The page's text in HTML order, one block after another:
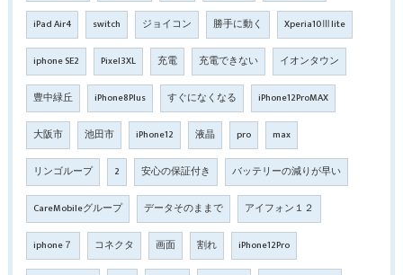
iPad Air4 switch ジョイコン 勝手に動く Xperia10Ⅲlite
iphone SE2 Pixel3XL 充電 充電できない イオンタウン
豊中緑丘 iPhone8Plus すぐになくなる iPhone12ProMAX
大阪市 池田市 iPhone12 液晶 pro max
リンゴループ 2 安心の保証付き バッテリーの減りが早い
CareMobileグループ データそのままで アイフォン１２
iphone７ コネクタ 画面 割れ iPhone12Pro